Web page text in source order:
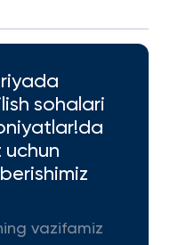
sohalari
uchun
vazifamiz